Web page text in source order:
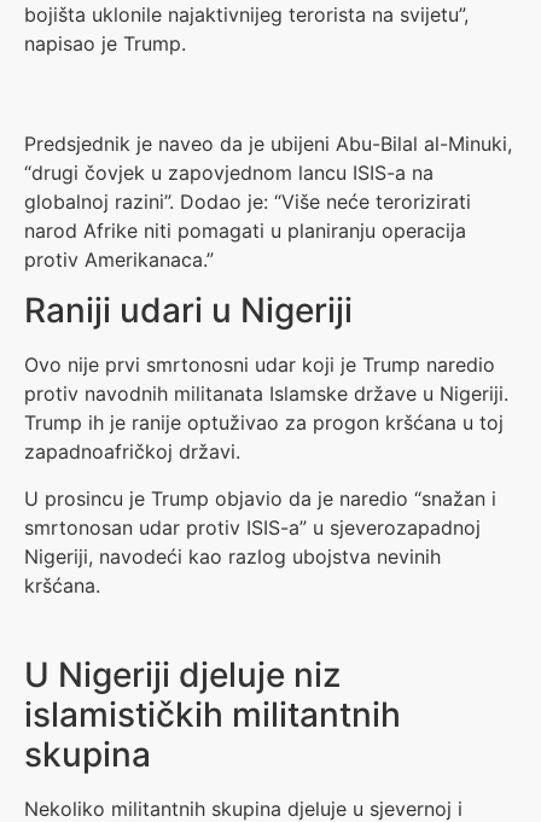
bojišta uklonile najaktivnijeg terorista na svijetu”,
napisao je Trump.
Predsjednik je naveo da je ubijeni Abu-Bilal al-Minuki,
“drugi čovjek u zapovjednom lancu ISIS-a na
globalnoj razini”. Dodao je: “Više neće terorizirati
narod Afrike niti pomagati u planiranju operacija
protiv Amerikanaca.”
Raniji udari u Nigeriji
Ovo nije prvi smrtonosni udar koji je Trump naredio
protiv navodnih militanata Islamske države u Nigeriji.
Trump ih je ranije optuživao za progon kršćana u toj
zapadnoafričkoj državi.
U prosincu je Trump objavio da je naredio “snažan i
smrtonosan udar protiv ISIS-a” u sjeverozapadnoj
Nigeriji, navodeći kao razlog ubojstva nevinih
kršćana.
U Nigeriji djeluje niz
islamističkih militantnih
skupina
Nekoliko militantnih skupina djeluje u sjevernoj i